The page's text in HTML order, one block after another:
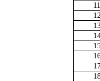
11